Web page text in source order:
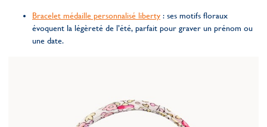
Bracelet médaille personnalisé liberty : ses motifs floraux
évoquent la légèreté de l’été, parfait pour graver un prénom ou
une date.